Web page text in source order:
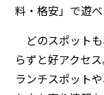
料・格安」で遊
どのスポット
らずと好アクセ
ランチスポット